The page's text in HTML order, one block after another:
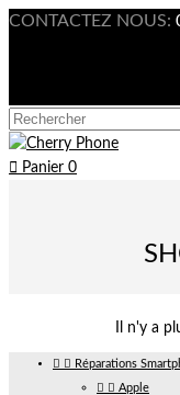
CONTACTEZ NOUS:
 Panier 0
Il n'y a
  Réparations
  Apple